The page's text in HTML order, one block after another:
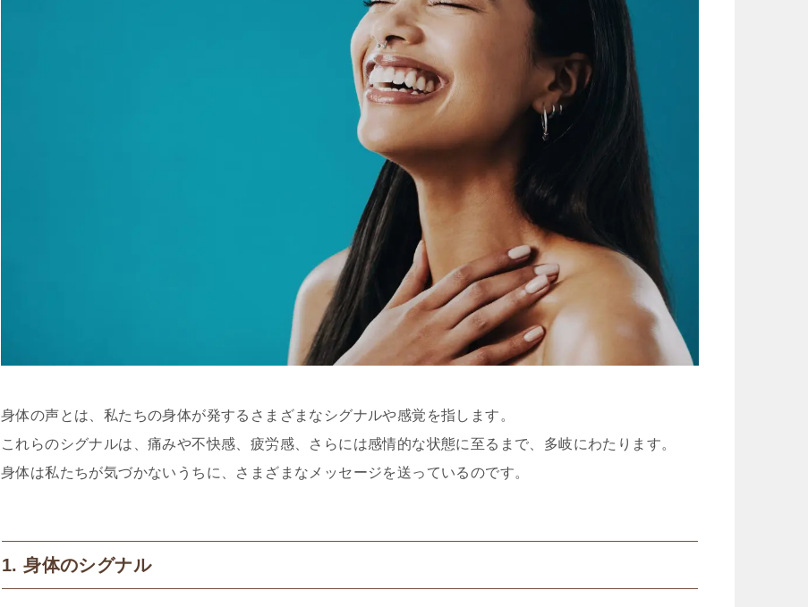
身体の声とは、私たちの身体が発するさまざまなシグナルや感覚を指します。
これらのシグナルは、痛みや不快感、疲労感、さらには感情的な状態に至るまで、多岐にわたります。
身体は私たちが気づかないうちに、さまざまなメッセージを送っているのです。
1. 身体のシグナル